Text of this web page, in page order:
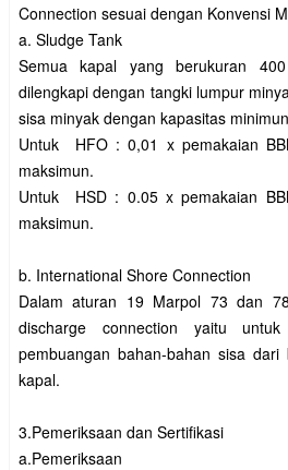
Connection sesuai dengan Konvensi
a. Sludge Tank
Semua kapal yang berukuran
dilengkapi dengan tangki lumpur
sisa minyak dengan kapasitas
Untuk HFO : 0,01 x pemakaian
maksimun.
Untuk HSD : 0.05 x pemakaian
maksimun.
b. International Shore Connection
Dalam aturan 19 Marpol 73 dan
discharge connection yaitu untuk
pembuangan bahan-bahan sisa
kapal.
3.Pemeriksaan dan Sertifikasi
a.Pemeriksaan